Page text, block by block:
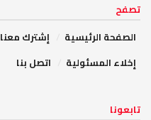
تصفح
الصفحة الرئيسية
إشترك معنا
إخلاء المسئولية
اتصل بنا
تابعونا